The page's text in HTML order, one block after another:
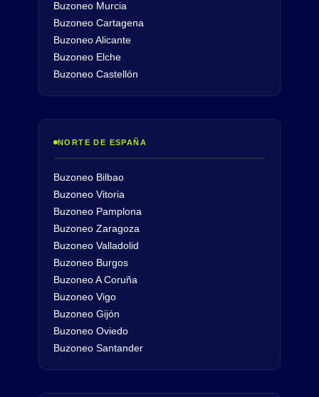
Buzoneo Murcia
Buzoneo Cartagena
Buzoneo Alicante
Buzoneo Elche
Buzoneo Castellón
NORTE DE ESPAÑA
Buzoneo Bilbao
Buzoneo Vitoria
Buzoneo Pamplona
Buzoneo Zaragoza
Buzoneo Valladolid
Buzoneo Burgos
Buzoneo A Coruña
Buzoneo Vigo
Buzoneo Gijón
Buzoneo Oviedo
Buzoneo Santander